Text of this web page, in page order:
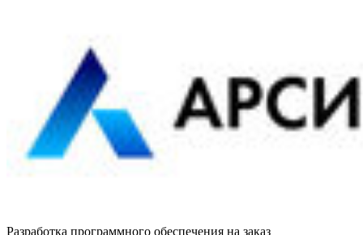
Разработка программного обеспечения на заказ